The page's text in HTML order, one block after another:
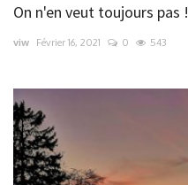
On n'en veut toujours pas !
viw Février 16, 2021 0 543